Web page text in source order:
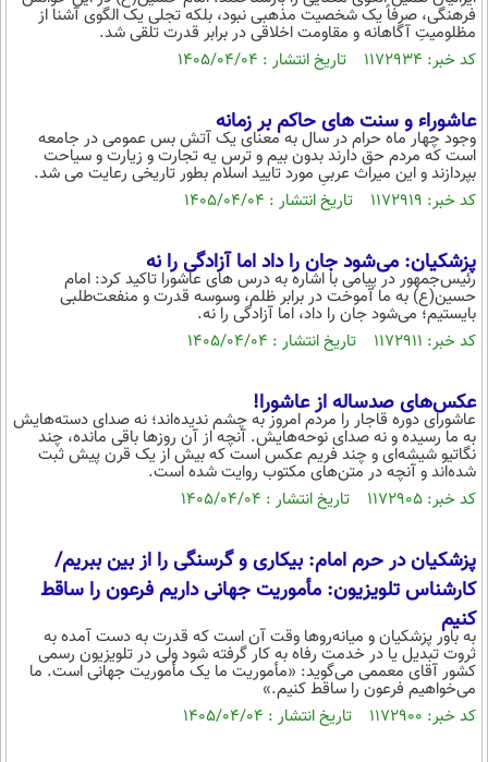
فرهنگی، صرفاً یک شخصیت مذهبی نبود، بلکه تجلی یک الگوی آشنا از
مظلومیتِ آگاهانه و مقاومت اخلاقی در برابر قدرت تلقی شد.
کد خبر: ۱۱۷۲۹۳۴ تاریخ انتشار : ۱۴۰۵/۰۴/۰۴
عاشوراء و سنت های حاکم بر زمانه
وجود چهار ماه حرام در سال به معنای یک آتش بس عمومی در جامعه
است که مردم حق دارند بدون بیم و ترس یه تجارت و زیارت و سیاحت
بپردازند و این میراث عربیِ مورد تایید اسلام بطور تاریخی رعایت می شد.
کد خبر: ۱۱۷۲۹۱۹ تاریخ انتشار : ۱۴۰۵/۰۴/۰۴
پزشکیان: می‌شود جان را داد اما آزادگی را نه
رئیس‌جمهور در پیامی با اشاره به درس های عاشورا تاکید کرد: امام
حسین(ع) به ما آموخت در برابر ظلم، وسوسه قدرت و منفعت‌طلبی
بایستیم؛ می‌شود جان را داد، اما آزادگی را نه.
کد خبر: ۱۱۷۲۹۱۱ تاریخ انتشار : ۱۴۰۵/۰۴/۰۴
عکس‌های صدساله از عاشورا!
عاشورای دوره قاجار را مردم امروز به چشم ندیده‌اند؛ نه صدای دسته‌هایش
به ما رسیده و نه صدای نوحه‌هایش. آنچه از آن روزها باقی مانده، چند
نگاتیو شیشه‌ای و چند فریم عکس است که بیش از یک قرن پیش ثبت
شده‌اند و آنچه در متن‌های مکتوب روایت شده است.
کد خبر: ۱۱۷۲۹۰۵ تاریخ انتشار : ۱۴۰۵/۰۴/۰۴
پزشکیان در حرم امام: بیکاری و گرسنگی را از بین ببریم/
کارشناس تلویزیون: مأموریت جهانی داریم فرعون را ساقط
کنیم
به باور پزشکیان و میانه‌روها وقت آن است که قدرت به دست آمده به
ثروت تبدیل یا در خدمت رفاه به کار گرفته شود ولی در تلویزیون رسمی
کشور آقای معممی می‌گوید: «مأموریت ما یک مأموریت جهانی است. ما
می‌خواهیم فرعون را ساقط کنیم.»
کد خبر: ۱۱۷۲۹۰۰ تاریخ انتشار : ۱۴۰۵/۰۴/۰۴